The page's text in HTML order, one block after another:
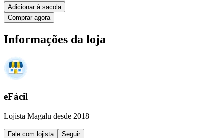
Adicionar à sacola
Comprar agora
Informações da loja
eFácil
Lojista Magalu desde 2018
Fale com lojista Seguir